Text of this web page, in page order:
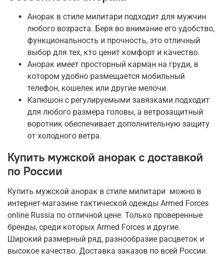
Анорак в стиле милитари подходит для мужчин
любого возраста. Беря во внимание его удобство,
функциональность и прочность, это отличный
выбор для тех, кто ценит комфорт и качество.
Анорак имеет просторный карман на груди, в
котором удобно размещается мобильный
телефон, кошелек или другие мелочи.
Капюшон с регулируемыми завязками подходит
для любого размера головы, а ветрозащитный
воротник обеспечивает дополнительную защиту
от холодного ветра.
Купить мужской анорак с доставкой
по России
Купить мужской анорак в стиле милитари можно в
интернет-магазине тактической одежды Armed Forces
online Russia по отличной цене. Только проверенные
бренды, среди которых Armed Forces и другие.
Широкий размерный ряд, разнообразие расцветок и
высокое качество. Доставка заказов по всей России.